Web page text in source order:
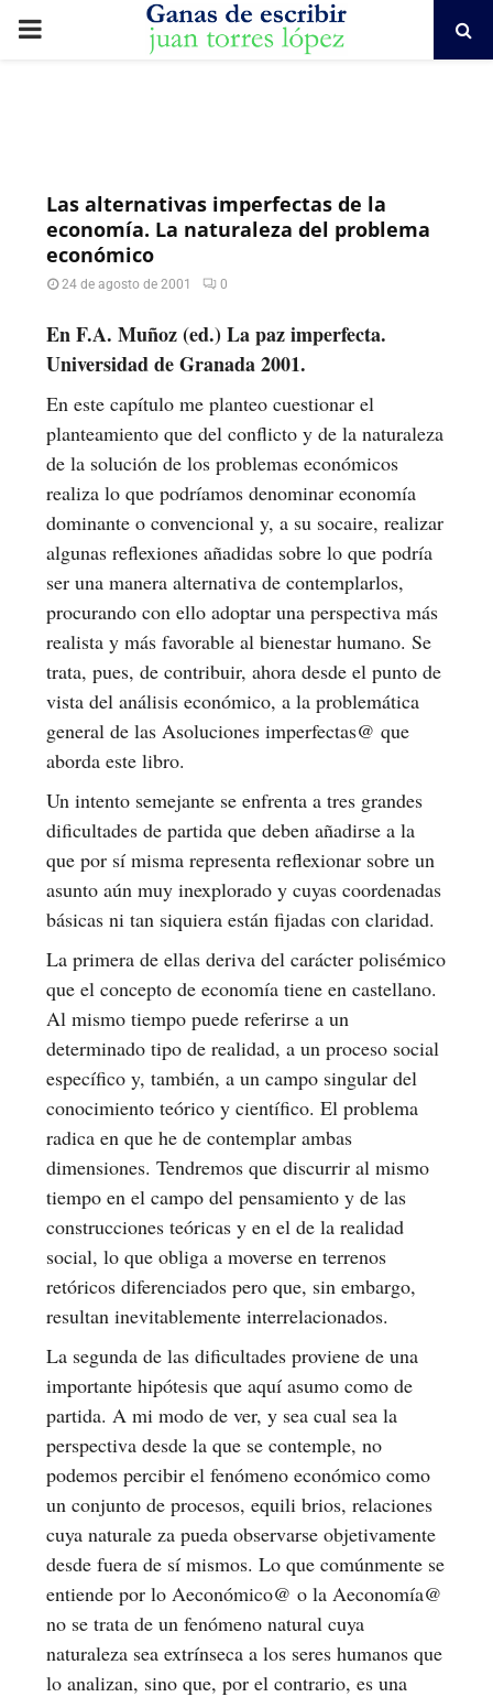
PRIMARY
Las alternativas imperfectas de la
economía. La naturaleza del problema
económico
24 de agosto de 2001 0
En F.A. Muñoz (ed.) La paz imperfecta.
Universidad de Granada 2001.
En este capítulo me planteo cuestionar el
planteamiento que del conflicto y de la naturaleza
de la solución de los problemas económicos
realiza lo que podríamos denominar economía
dominante o convencional y, a su socaire, realizar
algunas reflexiones añadidas sobre lo que podría
ser una manera alternativa de contemplarlos,
procurando con ello adoptar una perspectiva más
realista y más favorable al bienestar humano. Se
trata, pues, de contribuir, ahora desde el punto de
vista del análisis económico, a la problemática
general de las Asoluciones imperfectas@ que
aborda este libro.
Un intento semejante se enfrenta a tres grandes
dificultades de partida que deben añadirse a la
que por sí misma representa reflexionar sobre un
asunto aún muy inexplorado y cuyas coordenadas
básicas ni tan siquiera están fijadas con claridad.
La primera de ellas deriva del carácter polisémico
que el concepto de economía tiene en castellano.
Al mismo tiempo puede referirse a un
determinado tipo de realidad, a un proceso social
específico y, también, a un campo singular del
conocimiento teórico y científico. El problema
radica en que he de contemplar ambas
dimensiones. Tendremos que discurrir al mismo
tiempo en el campo del pensamiento y de las
construcciones teóricas y en el de la realidad
social, lo que obliga a moverse en terrenos
retóricos diferenciados pero que, sin embargo,
resultan inevitablemente interrelacionados.
La segunda de las dificultades proviene de una
importante hipótesis que aquí asumo como de
partida. A mi modo de ver, y sea cual sea la
perspectiva desde la que se contemple, no
podemos percibir el fenómeno económico como
un conjunto de procesos, equili brios, relaciones
cuya naturale za pueda observarse objetivamente
desde fuera de sí mismos. Lo que comúnmente se
entiende por lo Aeconómico@ o la Aeconomía@
no se trata de un fenómeno natural cuya
naturaleza sea extrínseca a los seres humanos que
lo analizan, sino que, por el contrario, es una